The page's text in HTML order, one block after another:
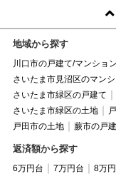
地域から探す
川口市の戸建て/マンショ
さいたま市見沼区のマン
さいたま市緑区の戸建て
さいたま市緑区の土地
戸田市の土地
蕨市の戸
返済額から探す
6万円台 7万円台 8万